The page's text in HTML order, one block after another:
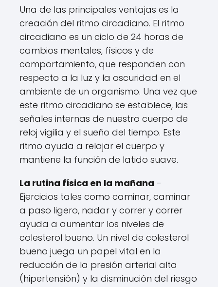
Una de las principales ventajas es la
creación del ritmo circadiano. El ritmo
circadiano es un ciclo de 24 horas de
cambios mentales, físicos y de
comportamiento, que responden con
respecto a la luz y la oscuridad en el
ambiente de un organismo. Una vez que
este ritmo circadiano se establece, las
señales internas de nuestro cuerpo de
reloj vigilia y el sueño del tiempo. Este
ritmo ayuda a relajar el cuerpo y
mantiene la función de latido suave.
La rutina física en la mañana -
Ejercicios tales como caminar, caminar
a paso ligero, nadar y correr y correr
ayuda a aumentar los niveles de
colesterol bueno. Un nivel de colesterol
bueno juega un papel vital en la
reducción de la presión arterial alta
(hipertensión) y la disminución del riesgo